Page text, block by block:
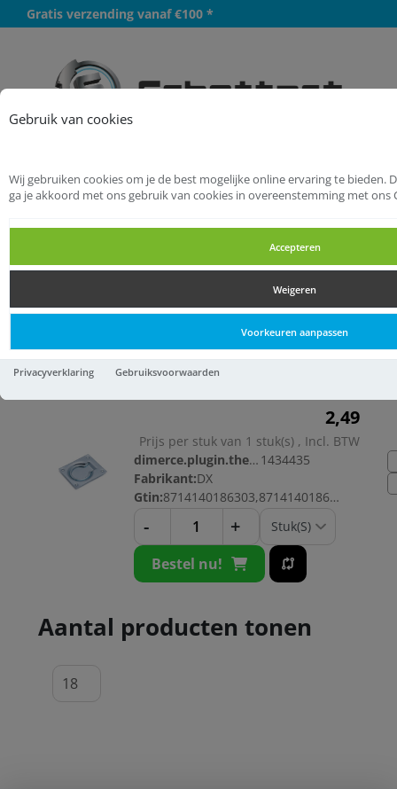
Gebruik van cookies
Wij gebruiken cookies om je de best mogelijke online ervaring te bieden.
ga je akkoord met ons gebruik van cookies in overeenstemming met ons
Accepteren
Weigeren
Voorkeuren aanpassen
Privacyverklaring Gebruiksvoorwaarden
Gratis verzending vanaf €100 *
Startpagina Bouwbeslag
Luikbeslag
Luikringen
Luikringen
Luikringen
Luikring / 75x90mm / staal
2,49
Prijs per stuk van 1 stuk(s) , Incl. BTW
dimerce.plugin.theme.productnr: 1434435
Fabrikant:DX
Gtin:
8714140186303,8714140186280
- +
Bestel nu!
Aantal producten tonen